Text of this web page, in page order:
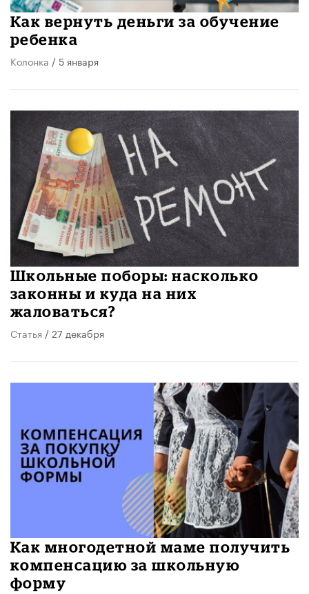
Как вернуть деньги за обучение
ребенка
Колонка / 5 января
Школьные поборы: насколько
законны и куда на них
жаловаться?
Статья / 27 декабря
Как многодетной маме получить
компенсацию за школьную
форму